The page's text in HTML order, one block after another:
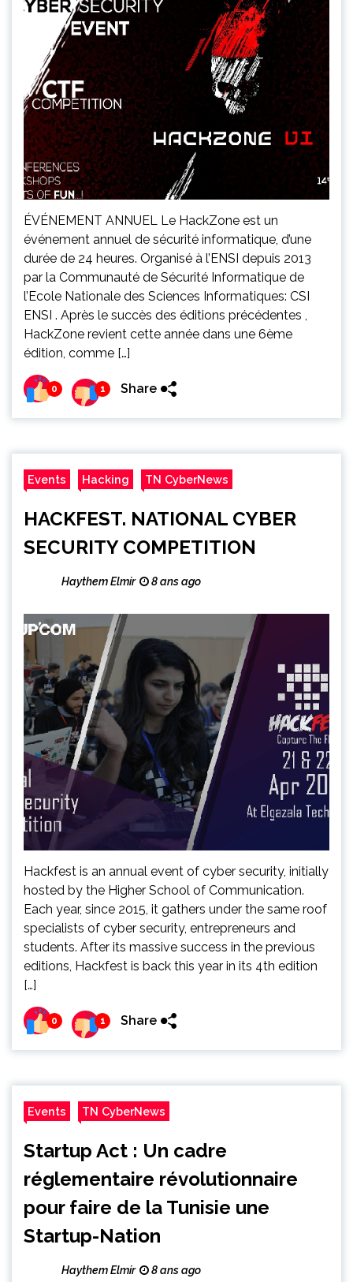
ÉVÉNEMENT ANNUEL Le HackZone est un
événement annuel de sécurité informatique, d’une
durée de 24 heures. Organisé à l’ENSI depuis 2013
par la Communauté de Sécurité Informatique de
l’Ecole Nationale des Sciences Informatiques: CSI
ENSI . Après le succès des éditions précédentes ,
HackZone revient cette année dans une 6ème
édition, comme […]
0 1 Share
Events Hacking TN CyberNews
HACKFEST. NATIONAL CYBER
SECURITY COMPETITION
Haythem Elmir 8 ans ago
Hackfest is an annual event of cyber security, initially
hosted by the Higher School of Communication.
Each year, since 2015, it gathers under the same roof
specialists of cyber security, entrepreneurs and
students. After its massive success in the previous
editions, Hackfest is back this year in its 4th edition
[…]
0 1 Share
Events TN CyberNews
Startup Act : Un cadre
réglementaire révolutionnaire
pour faire de la Tunisie une
Startup-Nation
Haythem Elmir 8 ans ago